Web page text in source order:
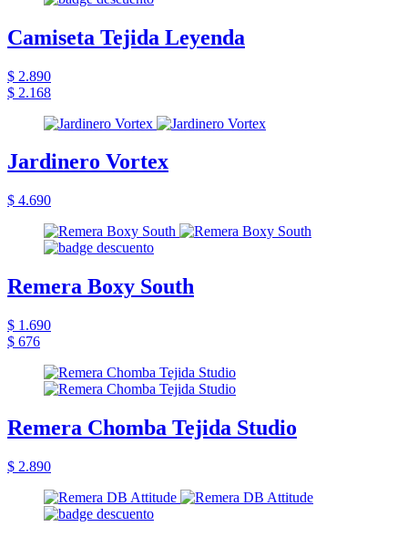
Camiseta Tejida Leyenda
$ 2.890
$ 2.168
Jardinero Vortex
$ 4.690
Remera Boxy South
$ 1.690
$ 676
Remera Chomba Tejida Studio
$ 2.890